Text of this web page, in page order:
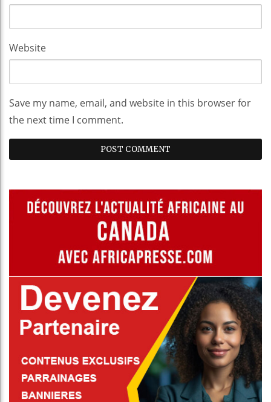
Website
Save my name, email, and website in this browser for
the next time I comment.